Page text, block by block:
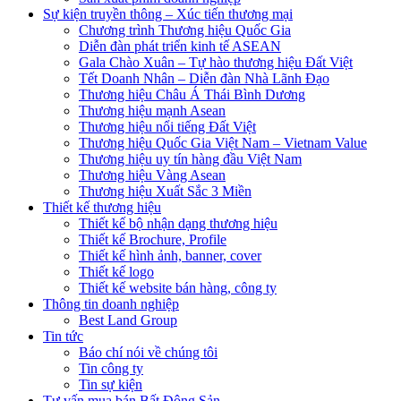
Sự kiện truyền thông – Xúc tiến thương mại
Chương trình Thương hiệu Quốc Gia
Diễn đàn phát triển kinh tế ASEAN
Gala Chào Xuân – Tự hào thương hiệu Đất Việt
Tết Doanh Nhân – Diễn đàn Nhà Lãnh Đạo
Thương hiệu Châu Á Thái Bình Dương
Thương hiệu mạnh Asean
Thương hiệu nổi tiếng Đất Việt
Thương hiệu Quốc Gia Việt Nam – Vietnam Value
Thương hiệu uy tín hàng đầu Việt Nam
Thương hiệu Vàng Asean
Thương hiệu Xuất Sắc 3 Miền
Thiết kế thương hiệu
Thiết kế bộ nhận dạng thương hiệu
Thiết kế Brochure, Profile
Thiết kế hình ảnh, banner, cover
Thiết kế logo
Thiết kế website bán hàng, công ty
Thông tin doanh nghiệp
Best Land Group
Tin tức
Báo chí nói về chúng tôi
Tin công ty
Tin sự kiện